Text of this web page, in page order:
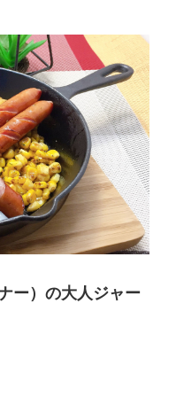
ー）の大人ジャー